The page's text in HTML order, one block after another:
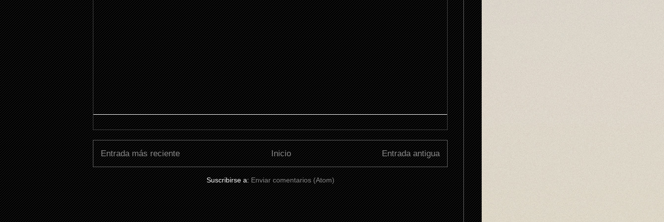
Entrada más reciente Entrada antigua
Inicio
Suscribirse a:Enviar comentarios (Atom)